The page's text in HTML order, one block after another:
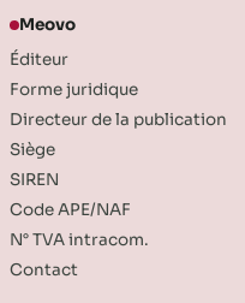
Meovo
Éditeur
Forme juridique
Directeur de la publication
Siège
SIREN
Code APE/NAF
N° TVA intracom.
Contact